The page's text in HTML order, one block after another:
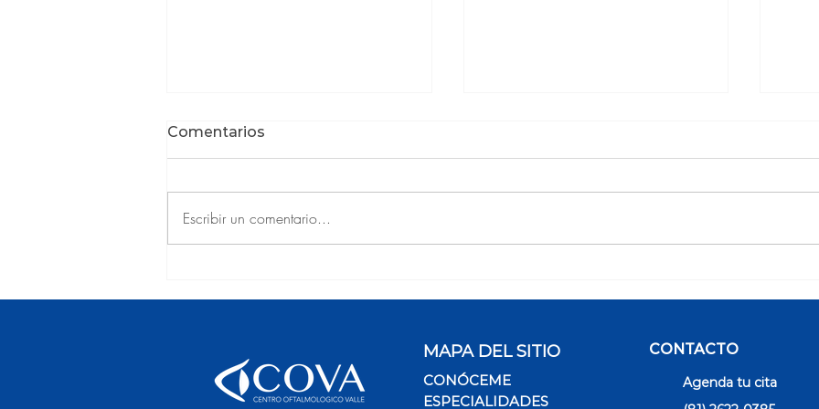
Comentarios
Escribir un comentario...
MAPA DEL SITIO
CONÓCEME
ESPECIALIDADES
CONTACTO
Agenda tu cita